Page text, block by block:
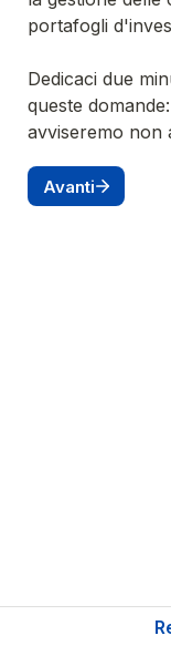
portafogli
Dedicaci due
queste
Avanti